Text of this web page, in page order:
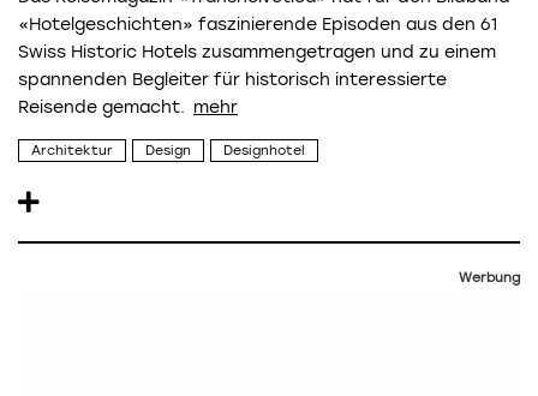
«Hotelgeschichten» faszinierende Episoden aus den 61
Swiss Historic Hotels zusammengetragen und zu einem
spannenden Begleiter für historisch interessierte
Reisende gemacht.
Architektur Design Designhotel
Werbung